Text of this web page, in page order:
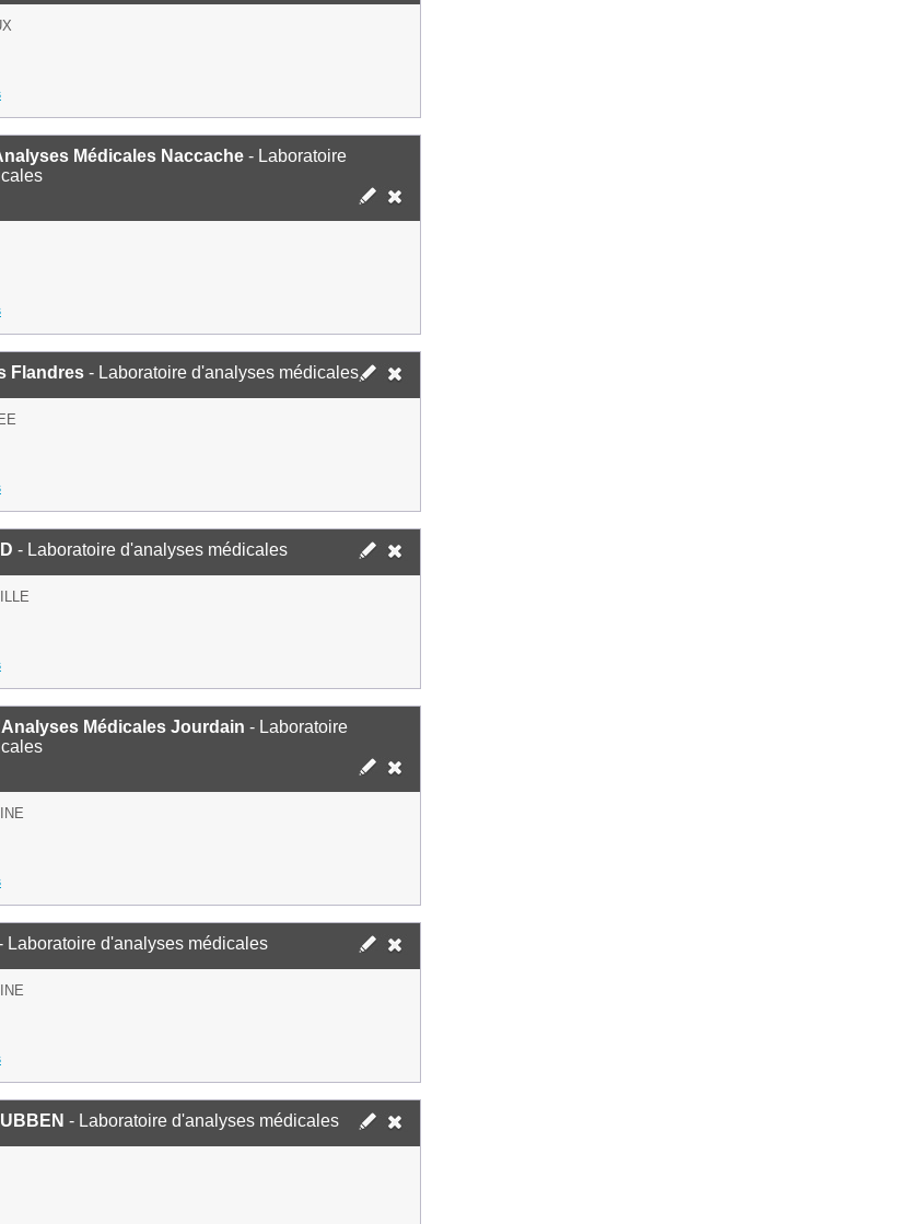
Médicales Naccache - Laboratoire
Flandres - Laboratoire d'analyses médicales
- Laboratoire d'analyses médicales
Médicales Jourdain - Laboratoire
Laboratoire d'analyses médicales
- Laboratoire d'analyses médicales